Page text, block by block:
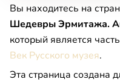
Вы находитесь на
Шедевры Эрмитажа.
который является
Век Русского музея.
Эта страница создана